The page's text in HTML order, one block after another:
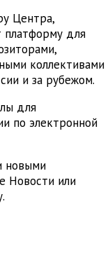
Центра,
платформу для
коллективами
и за рубежом.
для
по электронной
новыми
Новости или